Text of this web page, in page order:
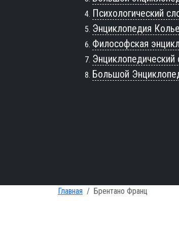
Психологический
Энциклопедия
Философская
Энциклопедический
Большой
Главная Брентано Франц